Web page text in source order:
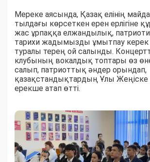
Мереке аясында, Қазақ елінің
тылдағы көрсеткен ерен ерлігіне
жас ұрпаққа елжандылық,
тарихи жадымызды ұмытпау керек
туралы терең ой салынды.
клубының вокалдық топтары өз
салып, патриоттық әндер орындап,
қазақстандықтардың Ұлы Жеңіске
ерекше атап өтті.